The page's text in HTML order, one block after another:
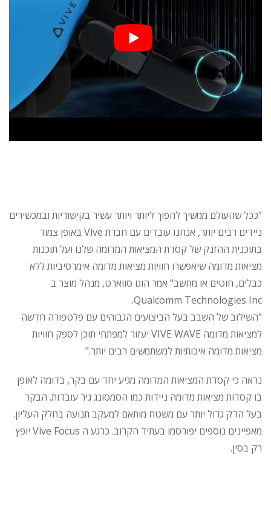
"ככל שהעולם ממשיך להפוך ליותר ויותר עשיר בקישוריות ובמכשירים
ניידים רבים יותר, אנחנו עובדים עם חברת Vive באופן צמוד
בתוכנית ההזנק של קסדת המציאות המדומה שלנו ועל תוכנות
מציאות מדומה שיאפשרו חוויות מציאות מדומה אימרסיביות ללא
כבלים, חוטים או מחשב" אמר הוגו סווארט, מנהל מוצר ב
Qualcomm Technologies Inc.
"השילוב של השבב בעל הביצועים הגבוהים עם פלטפורה חדשה
למציאות מדומה VIVE WAVE יעזור למפתחי תוכן לספק חוויות
מציאות מדומה איכותיות למשתמשים רבים יותר."
נראה כי קסדת המציאות המדומה מגיע יחד עם בקר, בדומה לאופן
בו קסדות מציאות מדומה ניידות כמו הסמסונג גיר עובדות. הבקר
בעל הדק גדול יותר עם משטח מותאם למעקב תנועה בחלק העליון.
מאפיינים נוספים יפורסמו בעתיד הקרוב. כרגע ה Vive Focus יופץ
רק בסין.